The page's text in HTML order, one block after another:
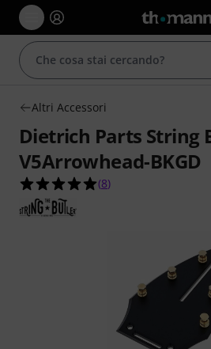
Altri Accessori
Dietrich Parts String
V5Arrowhead-BKGD
5.0 su 5 stelle su 8
(8)